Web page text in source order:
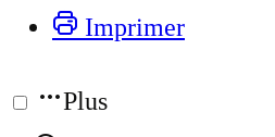
Imprimer
Plus